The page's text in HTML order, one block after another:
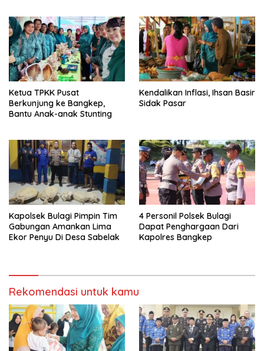
Ketua TPKK Pusat
Berkunjung ke Bangkep,
Bantu Anak-anak Stunting
Kendalikan Inflasi, Ihsan Basir
Sidak Pasar
Kapolsek Bulagi Pimpin Tim
Gabungan Amankan Lima
Ekor Penyu Di Desa Sabelak
4 Personil Polsek Bulagi
Dapat Penghargaan Dari
Kapolres Bangkep
Rekomendasi untuk kamu